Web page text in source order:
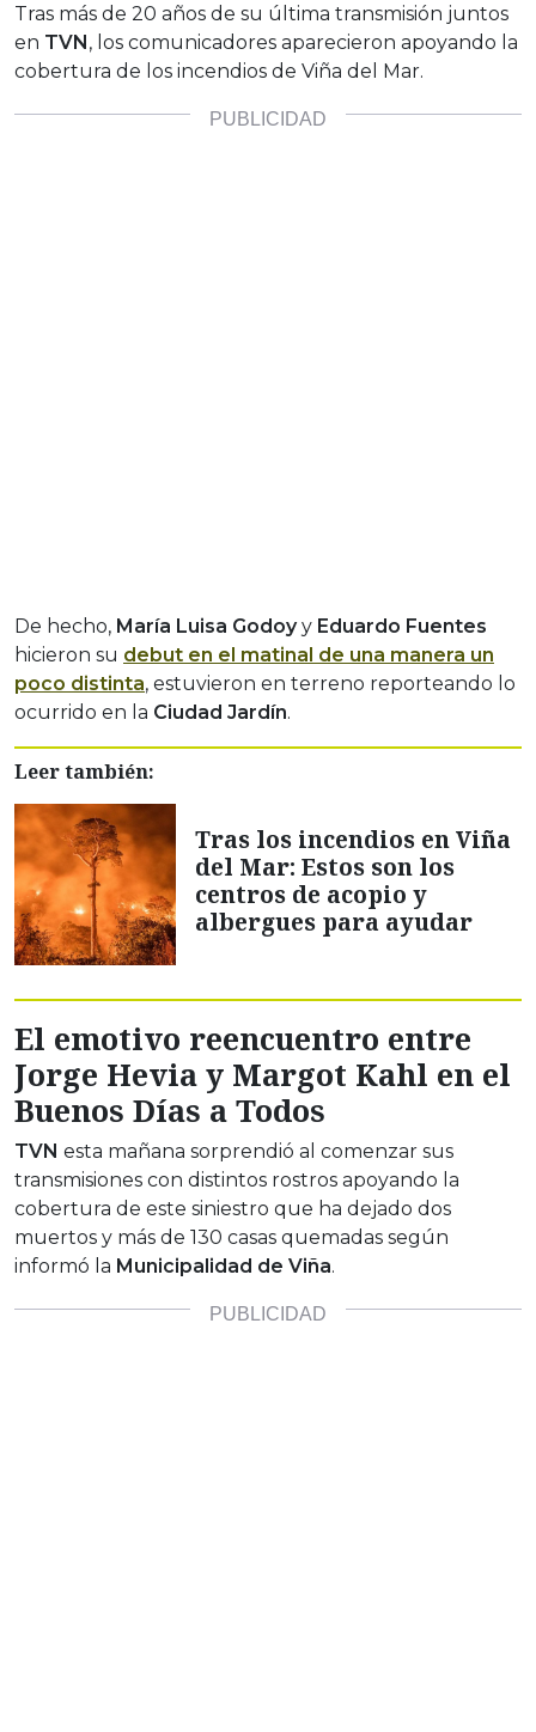
Tras más de 20 años de su última transmisión juntos
en TVN , los comunicadores aparecieron apoyando la
cobertura de los incendios de Viña del Mar.
De hecho, María Luisa Godoyy Eduardo Fuentes
hicieron su debut en el matinal de una manera un
poco distinta, estuvieron en terreno reporteando lo
ocurrido en la Ciudad Jardín.
Leer también:
Tras los incendios en Viña
del Mar: Estos son los
centros de acopio y
albergues para ayudar
El emotivo reencuentro entre
Jorge Hevia y Margot Kahl en el
Buenos Días a Todos
TVN esta mañana sorprendió al comenzar sus
transmisiones con distintos rostros apoyando la
cobertura de este siniestro que ha dejado dos
muertos y más de 130 casas quemadas según
informó la Municipalidad de Viña.